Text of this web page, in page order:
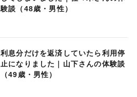
験談（48歳・男性）
利息分だけを返済していたら利用停
止になりました｜山下さんの体験談
（49歳・男性）